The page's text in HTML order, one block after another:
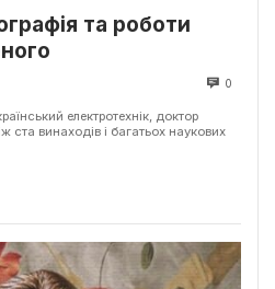
та роботи
0
електротехнік, доктор
ста винаходів і багатьох наукових